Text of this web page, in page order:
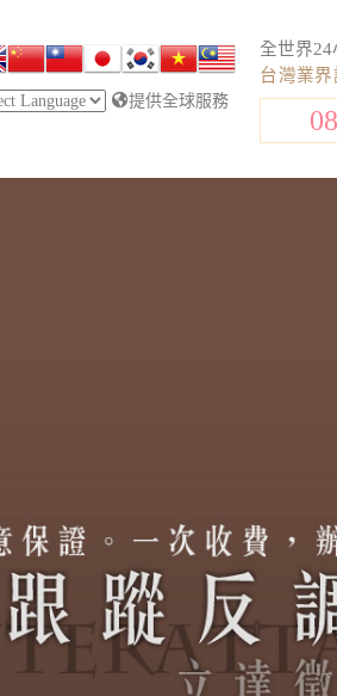
全世界
台灣業
提供全球服務